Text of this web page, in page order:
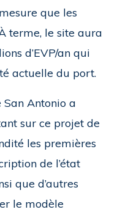
que les
terme, le site aura
d’EVP/an qui
actuelle du port.
Antonio a
sur ce projet de
les premières
de l’état
que d’autres
le modèle